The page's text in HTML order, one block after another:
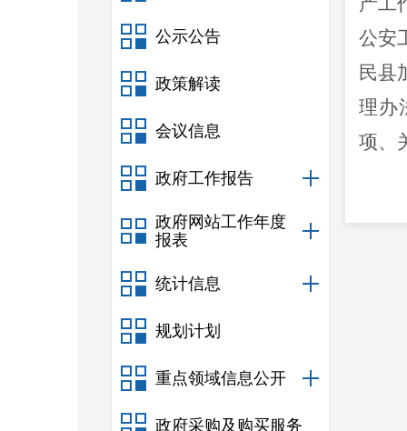
公示公告
政策解读
会议信息
政府工作报告
政府网站工作年度
报表
统计信息
规划计划
重点领域信息公开
政府采购及购买服务
公安
民县
理办
项、